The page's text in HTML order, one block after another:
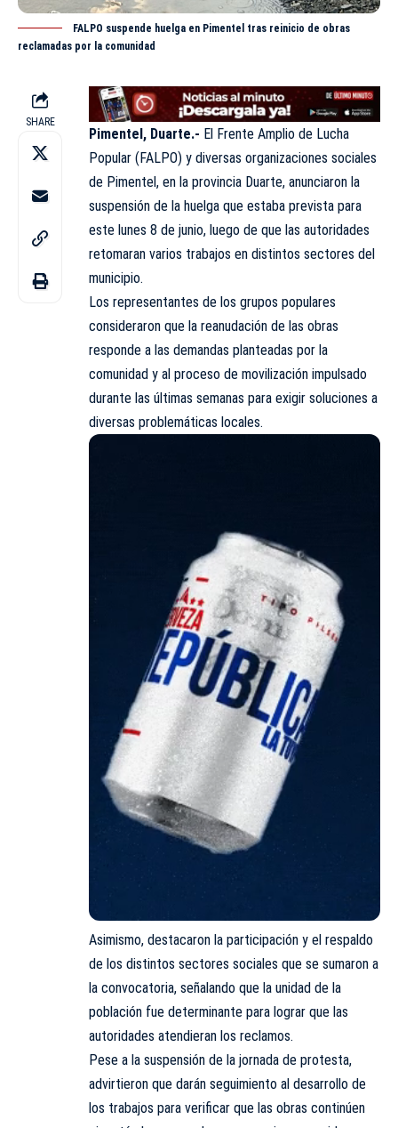
FALPO suspende huelga en Pimentel tras reinicio de obras
reclamadas por la comunidad
SHARE
Pimentel, Duarte.- El Frente Amplio de Lucha
Popular (FALPO) y diversas organizaciones sociales
de Pimentel, en la provincia Duarte, anunciaron la
suspensión de la huelga que estaba prevista para
este lunes 8 de junio, luego de que las autoridades
retomaran varios trabajos en distintos sectores del
municipio.
Los representantes de los grupos populares
consideraron que la reanudación de las obras
responde a las demandas planteadas por la
comunidad y al proceso de movilización impulsado
durante las últimas semanas para exigir soluciones a
diversas problemáticas locales.
Asimismo, destacaron la participación y el respaldo
de los distintos sectores sociales que se sumaron a
la convocatoria, señalando que la unidad de la
población fue determinante para lograr que las
autoridades atendieran los reclamos.
Pese a la suspensión de la jornada de protesta,
advirtieron que darán seguimiento al desarrollo de
los trabajos para verificar que las obras continúen